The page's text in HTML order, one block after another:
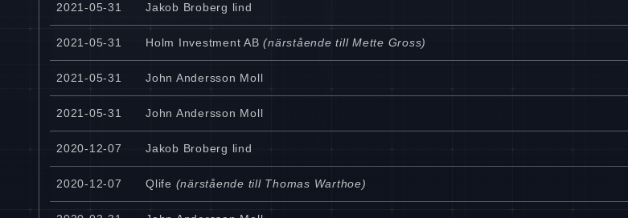
2021-05-31 Jakob Broberg lind
2021-05-31 Holm Investment AB (närstående till Mette Gross)
2021-05-31 John Andersson Moll
2021-05-31 John Andersson Moll
2020-12-07 Jakob Broberg lind
2020-12-07 Qlife (närstående till Thomas Warthoe)